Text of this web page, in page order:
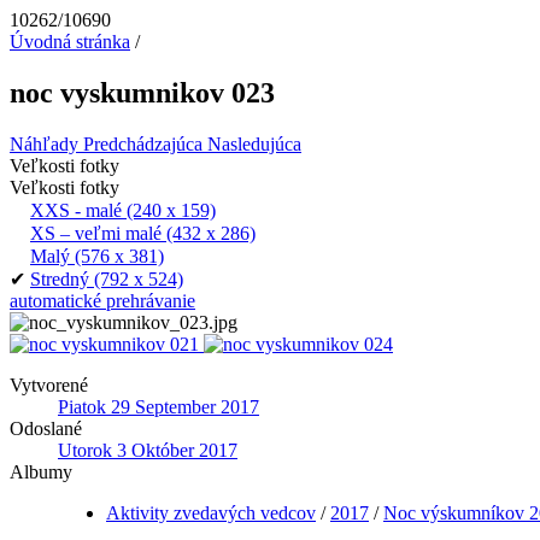
10262/10690
Úvodná stránka /
noc vyskumnikov 023
Náhľady Predchádzajúca Nasledujúca
Veľkosti fotky
Veľkosti fotky
XXS - malé (240 x 159)
XS – veľmi malé (432 x 286)
Malý (576 x 381)
✔ Stredný (792 x 524)
automatické prehrávanie
Vytvorené
Piatok 29 September 2017
Odoslané
Utorok 3 Október 2017
Albumy
Aktivity zvedavých vedcov / 2017 /Noc výskumníkov